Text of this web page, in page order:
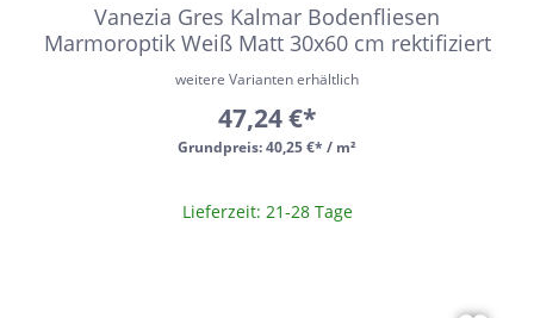
Vanezia Gres Kalmar Bodenfliesen
Marmoroptik Weiß Matt 30x60 cm rektifiziert
Grundpreis:40,25 €* / m²
weitere Varianten erhältlich
47,24 €*
Lieferzeit: 21-28 Tage